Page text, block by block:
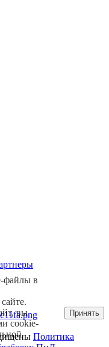
Политика
файлы в
вы
cookie-
Принять